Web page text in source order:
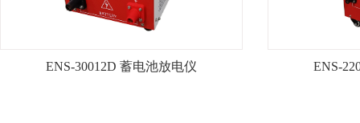
查看详情+
ENS-30012D 蓄电池放电仪 ENS-